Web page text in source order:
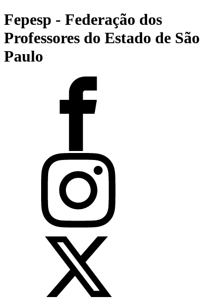
Fepesp - Federação dos
Professores do Estado de São
Paulo